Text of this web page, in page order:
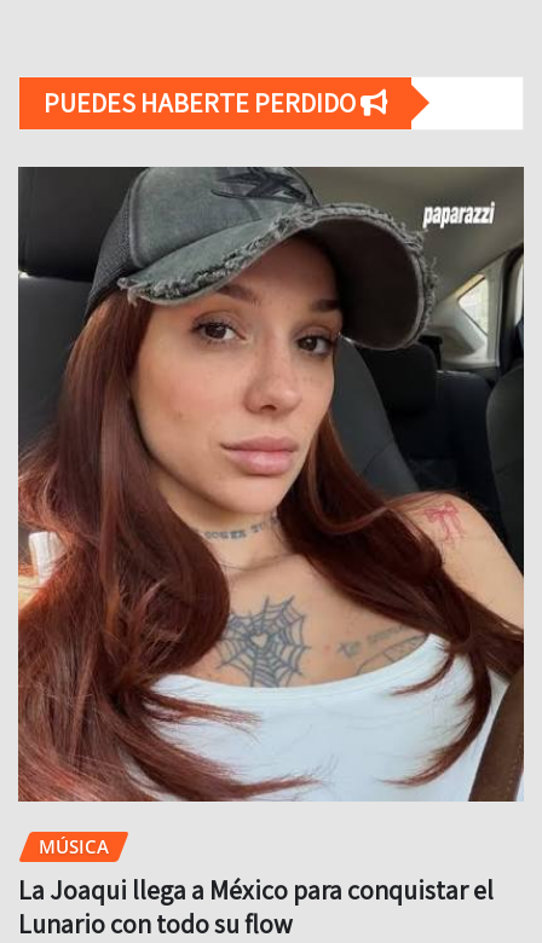
PUEDES HABERTE PERDIDO
MÚSICA
La Joaqui llega a México para conquistar el
Lunario con todo su flow